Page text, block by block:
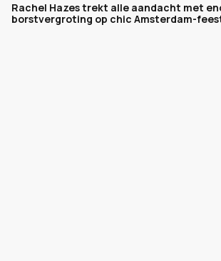
Rachel Hazes trekt alle aandacht met
borstvergroting op chic Amsterdam-